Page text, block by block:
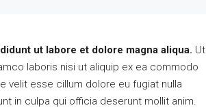
ut labore et dolore magna aliqua. Ut
laboris nisi ut aliquip ex ea commodo
velit esse cillum dolore eu fugiat nulla
in culpa qui officia deserunt mollit anim.
DESTACADA